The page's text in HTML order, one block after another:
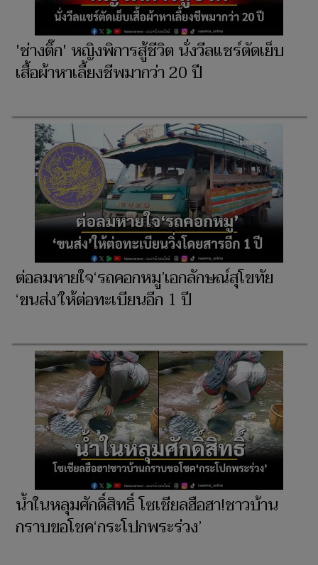
'ช่างติ๊ก' หญิงพิการสู้ชีวิต นั่งวีลแชร์ตัดเย็บ
เสื้อผ้าหาเลี้ยงชีพมากว่า 20 ปี
ต่อลมหายใจ‘รถคอกหมู’เอกลักษณ์สุโขทัย
‘ขนส่ง’ให้ต่อทะเบียนอีก 1 ปี
น้ำในหลุมศักดิ์สิทธิ์ โซเชียลฮือฮา!ชาวบ้าน
กราบขอโชค‘กระโปกพระร่วง’